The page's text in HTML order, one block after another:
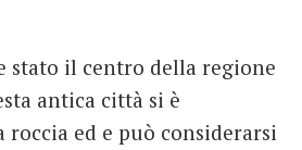
stato il centro della regione
antica città si è
roccia ed e può considerarsi